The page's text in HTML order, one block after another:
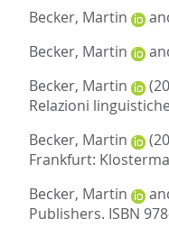
Becker, Martin
Becker, Martin
Becker, Martin
Relazioni
Becker, Martin
Frankfurt:
Becker, Martin
Publishers. ISBN